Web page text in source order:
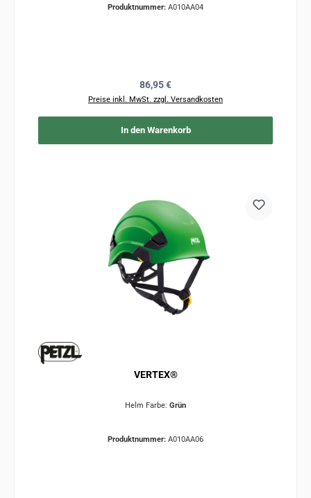
Produktnummer: A010AA04
Regulärer Preis:
86,95 €
Preise inkl. MwSt. zzgl. Versandkosten
In den Warenkorb
VERTEX®
Helm Farbe: Grün
Produktnummer: A010AA06